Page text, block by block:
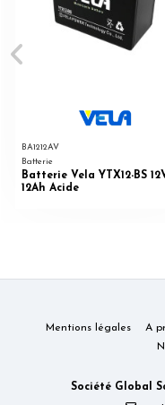
BA1212AV
Batterie
Batterie Vela YTX12-BS
12Ah Acide
Mentions légales A
Société Global